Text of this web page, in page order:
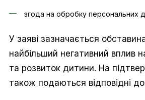
згода на обробку персональних
У заяві зазначається
найбільший негативний вплив
та розвиток дитини. На
також подаються відповідні